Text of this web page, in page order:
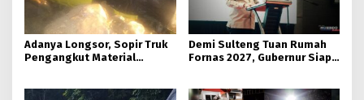
Adanya Longsor, Sopir Truk
Pengangkut Material
Demi Sulteng Tuan Rumah
Fornas 2027, Gubernur Siap